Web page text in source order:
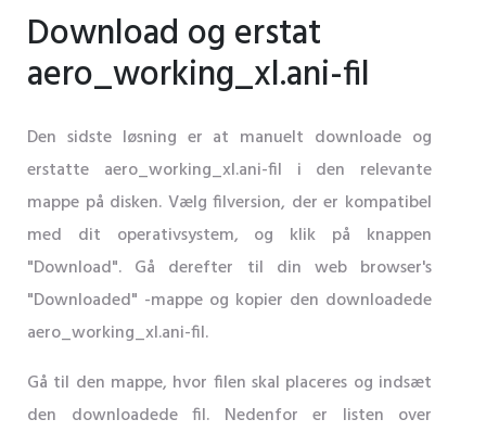
Download og erstat
aero_working_xl.ani-fil
Den sidste løsning er at manuelt downloade og
erstatte aero_working_xl.ani-fil i den relevante
mappe på disken. Vælg filversion, der er kompatibel
med dit operativsystem, og klik på knappen
"Download". Gå derefter til din web browser's
"Downloaded" -mappe og kopier den downloadede
aero_working_xl.ani-fil.
Gå til den mappe, hvor filen skal placeres og indsæt
den downloadede fil. Nedenfor er listen over